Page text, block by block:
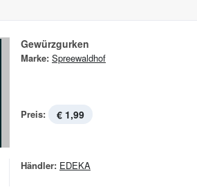
Gewürzgurken
Marke: Spreewaldhof
Preis: € 1,99
Händler: EDEKA